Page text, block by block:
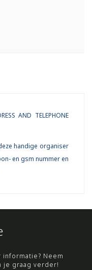
AND TELEPHONE
handige organiser
en gsm nummer en
Neem
je graag verder!